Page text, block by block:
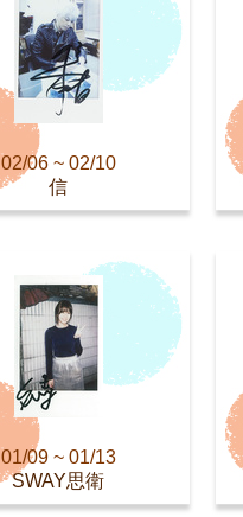
02/06 ~ 02/10
信
01/09 ~ 01/13
SWAY思衛